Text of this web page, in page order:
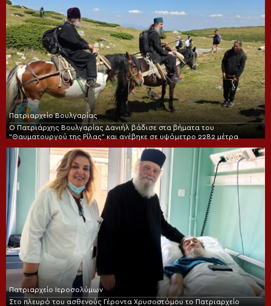
Πατριαρχείο Βουλγαρίας
Ο Πατριάρχης Βουλγαρίας Δανιήλ βάδισε στα βήματα του
“Θαυματουργού της Ρίλας” και ανέβηκε σε υψόμετρο 2282 μέτρα
Πατριαρχείο Ιεροσολύμων
Στο πλευρό του ασθενούς Γέροντα Χρυσοστόμου το Πατριαρχείο